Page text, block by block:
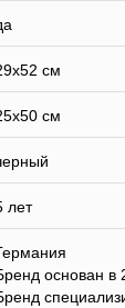
см
см
лет
основан в